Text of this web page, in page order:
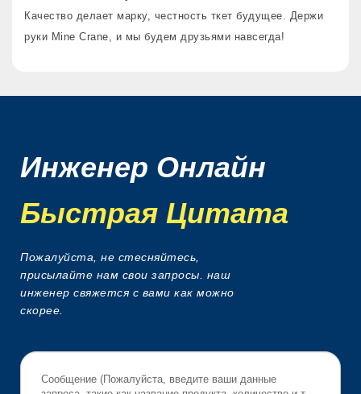
Качество делает марку, честность ткет будущее. Держи
руки Mine Crane, и мы будем друзьями навсегда!
Инженер Онлайн
Быстрая Цитата
Пожалуйста, не стесняйтесь,
присылайте нам свои запросы. наш
инженер свяжется с вами как можно
скорее.